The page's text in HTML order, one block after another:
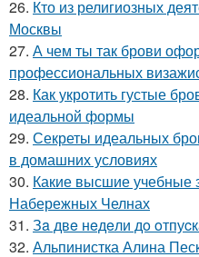
26. Кто из религиозных
Москвы
27. А чем ты так брови
профессиональных
28. Как укротить густые
идеальной формы
29. Секреты идеальных
в домашних условиях
30. Какие высшие учебные
Набережных Челнах
31. Зa двe нeдeли дo
32. Альпинистка Алина